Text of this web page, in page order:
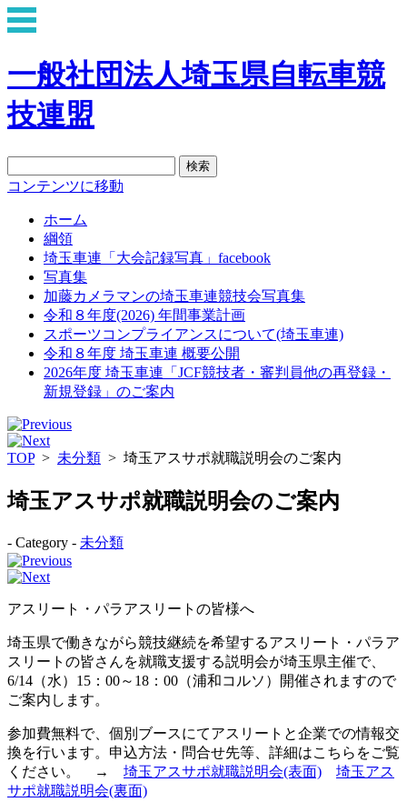
一般社団法人埼玉県自転車競
技連盟
索:
コンテンツに移動
ホーム
綱領
埼玉車連「大会記録写真」facebook
写真集
加藤カメラマンの埼玉車連競技会写真集
令和８年度(2026) 年間事業計画
スポーツコンプライアンスについて(埼玉車連)
令和８年度 埼玉車連 概要公開
2026年度 埼玉車連「JCF競技者・審判員他の再登録・
新規登録」のご案内
TOP> 未分類 > 埼玉アスサポ就職説明会のご案内
埼玉アスサポ就職説明会のご案内
- Category - 未分類
アスリート・パラアスリートの皆様へ
埼玉県で働きながら競技継続を希望するアスリート・パラア
スリートの皆さんを就職支援する説明会が埼玉県主催で、
6/14（水）15：00～18：00（浦和コルソ）開催されますので
ご案内します。
参加費無料で、個別ブースにてアスリートと企業での情報交
換を行います。申込方法・問合せ先等、詳細はこちらをご覧
ください。 → 埼玉アスサポ就職説明会(表面)
埼玉アス
サポ就職説明会(裏面)